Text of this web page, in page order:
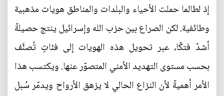
إذ لطالما حملت الأحياء والبلدات والمناطق هويات مذهبية
وطائفية. لكن الصراع بين حزب الله وإسرائيل ينتج حصيلةً
أشدّ فتكًا، عبر تحويل هذه الهويات إلى فئاتٍ تُصنَّف
بحسب مستوى التهديد الأمني المتصوّر عنها. ويكتسب هذا
الأمر أهميةً لأن النزاع الحالي لا يزهق الأرواح ويدمّر سُبل